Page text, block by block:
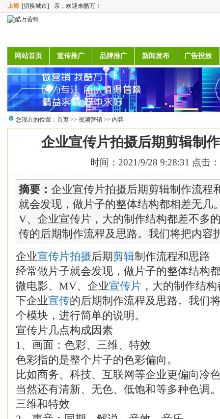
上海 [切换城市] 亲，欢迎来酷万！
网站首页 宣传推广 品牌推广 新闻发布 广告投放
您现在的位置： 首页 >> 视频营销 >> 内容
企业宣传片拍摄后期剪辑制
时间：2021/9/28 9:28:31 点击
摘要： 企业宣传片拍摄后期剪辑制作流程
就会发现，做片子的整体结构都相差无几
V、企业宣传片，大的制作结构都差不多
传的后期制作流程及思路。我们将把内容
企业宣传片拍摄后期剪辑制作流程和思路
经常做片子就会发现，做片子的整体结构
微电影、MV、企业宣传片 ，大的制作结
下企业宣传的后期制作流程及思路。我们
个模块，进行简单的说明。
宣传片几点构成因素
1、画面：色彩、三维、特效
色彩指的是整个片子的色彩偏向。
比如商务、科技、互联网等企业更偏向冷
当然还有清新、无色、低饱和等多种色调
三维和特效